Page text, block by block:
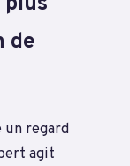
de
un regard
agit